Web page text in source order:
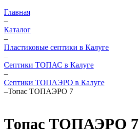
Главная
–
Каталог
–
Пластиковые септики в Калуге
–
Септики ТОПАС в Калуге
–
Септики ТОПАЭРО в Калуге
–Топас ТОПАЭРО 7
Топас ТОПАЭРО 7